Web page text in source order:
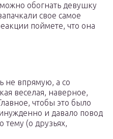
обогнать девушку
свое самое
поймете, что она
не впрямую, а со
веселая, наверное,
чтобы это было
и давало повод
тему (о друзьях,